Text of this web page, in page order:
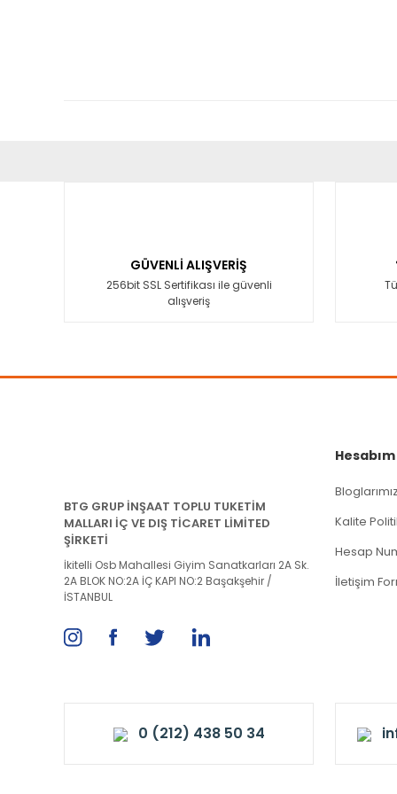
Ürün bilgilerinde hatalar bulunuyor.
Ürün fiyatı diğer sitelerden daha pahalı.
GÜVENLİ ALIŞVERİŞ
256bit SSL Sertifikası ile güvenli
alışveriş
BTG GRUP İNŞAAT TOPLU TUKETİM
MALLARI İÇ VE DIŞ TİCARET LİMİTED
ŞİRKETİ
İkitelli Osb Mahallesi Giyim Sanatkarları 2A Sk.
2A BLOK NO:2A İÇ KAPI NO:2 Başakşehir /
İSTANBUL
Hesabım
Bloglarımız
Kalite
Hesap
İletişim
0 (212) 438 50 34